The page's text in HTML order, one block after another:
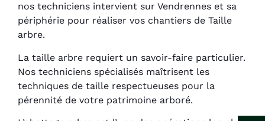
nos techniciens intervient sur Vendrennes et sa
périphérie pour réaliser vos chantiers de Taille
arbre.
La taille arbre requiert un savoir-faire particulier.
Nos techniciens spécialisés maîtrisent les
techniques de taille respectueuses pour la
pérennité de votre patrimoine arboré.